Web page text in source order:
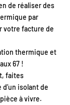
de réaliser des
par
votre facture de
thermique et
67 !
faites
isolant de
à vivre.